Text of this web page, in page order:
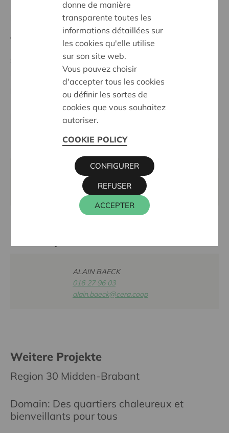
Regionales Projekt
Anfangsdatum:06/05/2024
Stand :
In treatment
Midden-Brabant
Datum:
06/05/2024
Entscheidung:Approved
Partner
VOL TAPIJT, KERKHOFLAAN 52, 1930 ZAVENTEM
voltapijt@gmail.com
Kontaktperson
ALAIN BAECK
016 27 96 03
alain.baeck@cera.coop
Weitere Projekte
Region 30 Midden-Brabant
Domain: Des quartiers chaleureux et
bienveillants pour tous
donne de manière
transparente toutes les
informations détaillées sur
les cookies qu'elle utilise
sur son site web.
Vous pouvez choisir
d'accepter tous les cookies
ou définir les sortes de
cookies que vous souhaitez
autoriser.
COOKIE POLICY
ACCEPTER
REFUSER
CONFIGURER